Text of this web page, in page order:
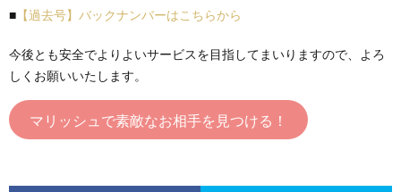
■ 【過去号】バックナンバーはこちらから
今後とも安全でよりよいサービスを目指してまいりますので、よろ
しくお願いいたします。
マリッシュで素敵なお相手を見つける！